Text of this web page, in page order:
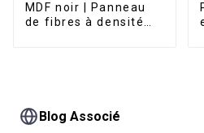
MDF noir | Panneau
de fibres à densité
Blog Associé